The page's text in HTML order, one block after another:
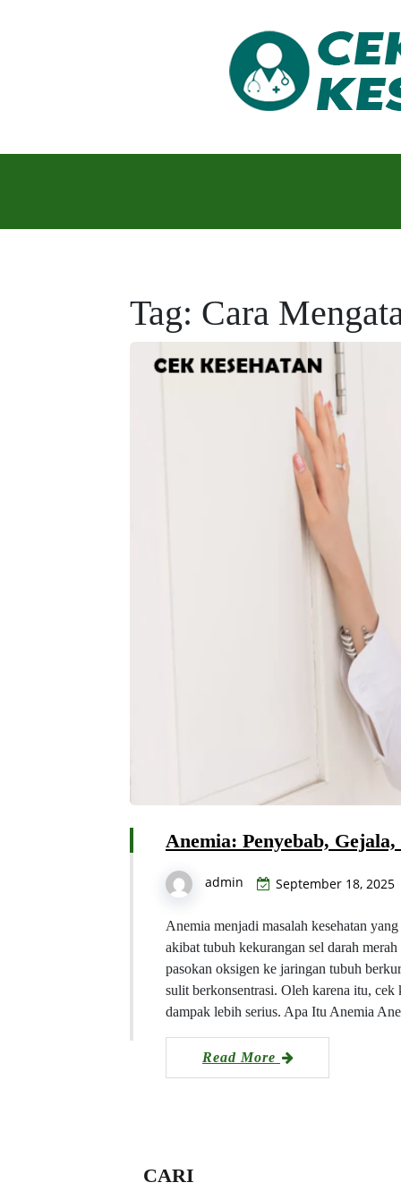
CEK
Tag: Cara
Anemia: Penyebab,
admin September 18, 2025
Anemia menjadi masalah kesehatan
akibat tubuh kekurangan sel darah
pasokan oksigen ke jaringan tubuh
sulit berkonsentrasi. Oleh karena itu, cek
dampak lebih serius. Apa Itu Anemia
Read More
CARI